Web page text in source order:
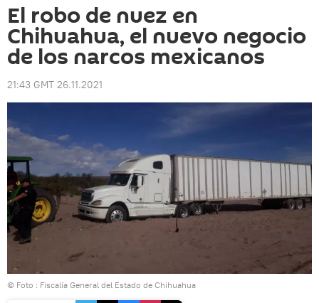
El robo de nuez en
Chihuahua, el nuevo negocio
de los narcos mexicanos
21:43 GMT 26.11.2021
© Foto : Fiscalía General del Estado de Chihuahua